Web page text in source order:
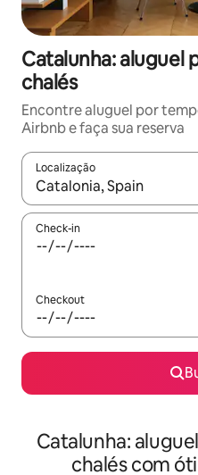
Catalunha: aluguel
chalés
Encontre aluguel por
Airbnb e faça sua reserva
Localização
Quando os resultados
Check-in
Checkout
Catalunha:
chalés com